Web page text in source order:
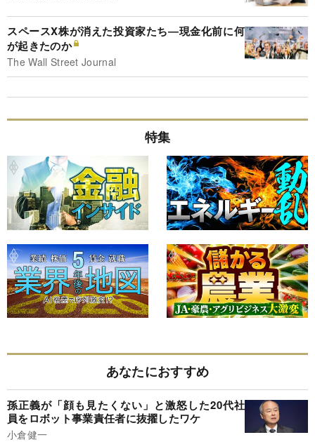
スペースX株が消えた投資家たち―現金化前に何
が起きたのか
The Wall Street Journal
特集
あなたにおすすめ
孫正義が「顔も見たくない」と激怒した20代社
員をロボット事業責任者に抜擢したワケ
小倉健一